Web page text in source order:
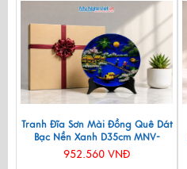
Tranh Đĩa Sơn Mài Đồng Quê Dát
Bạc Nền Xanh D35cm MNV-
TSMD356-1.3
952.560 VNĐ